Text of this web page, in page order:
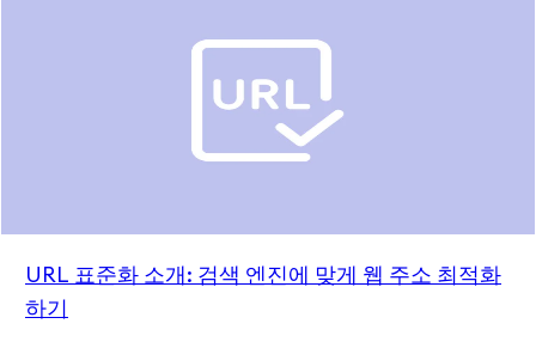
URL 표준화 소개: 검색 엔진에 맞게 웹 주소 최적화
하기